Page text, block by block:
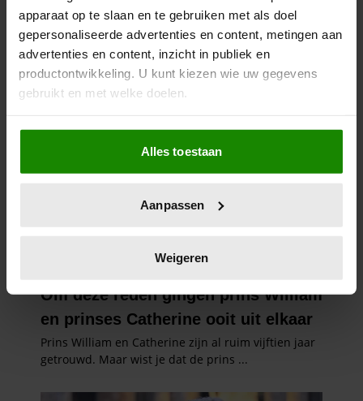
apparaat op te slaan en te gebruiken met als doel
gepersonaliseerde advertenties en content, metingen aan
advertenties en content, inzicht in publiek en
productontwikkeling. U kunt kiezen wie uw gegevens
gebruikt en met welke doelen.
Als u het toestaat, willen we ook graag:
Informatie verzamelen over uw geografische
locatie, die tot een paar meter nauwkeurig kan zijn
scannen op specifieke eigenschappen (fingerprinting)
verwerkt en stel uw voorkeuren in het
intrekken in de Cookieverklaring.
We gebruiken cookies om content en advertenties te
personaliseren, om functies voor social media te bieden
informatie over uw gebruik van onze site met onze
Alles toestaan
Aanpassen
Weigeren